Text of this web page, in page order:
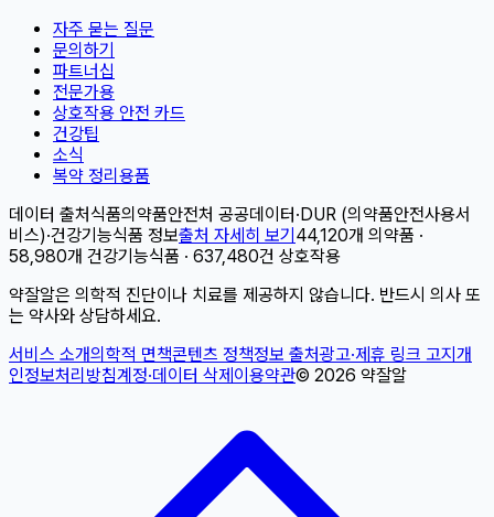
자주 묻는 질문
문의하기
파트너십
전문가용
상호작용 안전 카드
건강팁
소식
복약 정리용품
데이터 출처 식품의약품안전처 공공데이터 · DUR (의약품안전사용서
비스)·건강기능식품 정보출처 자세히 보기 44,120개 의약품 ·
58,980개 건강기능식품 · 637,480건 상호작용
약잘알은 의학적 진단이나 치료를 제공하지 않습니다. 반드시 의사 또
는 약사와 상담하세요.
서비스 소개의학적 면책콘텐츠 정책정보 출처광고·제휴 링크 고지 개
인정보처리방침계정·데이터 삭제 이용약관© 2026 약잘알